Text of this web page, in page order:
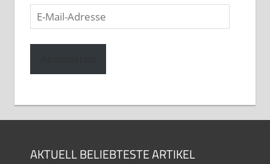
E-
Mail-
Adresse
AKTUELL BELIEBTESTE ARTIKEL